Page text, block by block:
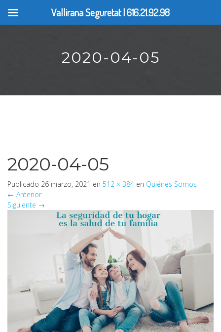
2020-04-05
2020-04-05
Publicado 26 marzo, 2021 en 512 × 384 en Quiénes Somos
← Anterior
Siguiente →
Vallirana Seguretat | 616.21.92.98